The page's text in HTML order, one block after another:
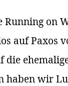
on
auf Paxos
die
haben wir